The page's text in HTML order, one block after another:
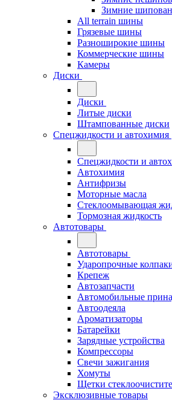
Зимние
All terrain шины
Грязевые шины
Разноширокие шины
Коммерческие шины
Камеры
Диски
Диски
Литые диски
Штампованные диски
Спецжидкости и автохимия
Спецжидкости и
Автохимия
Антифризы
Моторные масла
Стеклоомывающая
Тормозная жидкость
Автотовары
Автотовары
Ударопрочные
Крепеж
Автозапчасти
Автомобильные
Автоодеяла
Ароматизаторы
Батарейки
Зарядные устройства
Компрессоры
Свечи зажигания
Хомуты
Щетки
Эксклюзивные товары